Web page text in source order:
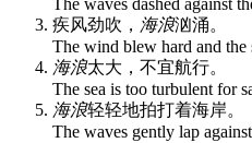
The waves dashed against
疾风劲吹， 海浪汹涌。
The wind blew hard and the
海浪太大，不宜航行。
The sea is too turbulent for
海浪轻轻地拍打着海岸。
The waves gently lap